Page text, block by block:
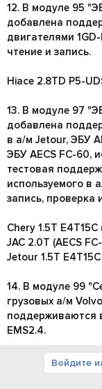
12. В модуле 95
добавлена
двигателями
чтение и запись.
Hiace 2.8TD P5-
13. В модуле 97
добавлена
в а/м Jetour, ЭБУ
ЭБУ AECS FC-60,
тестовая
используемого в
запись, проверка
Chery 1.5T
JAC 2.0T (AECS
Jetour 1.5T
14. В модуле 99
грузовых а/м
поддерживаются
EMS2.4.
Войдите